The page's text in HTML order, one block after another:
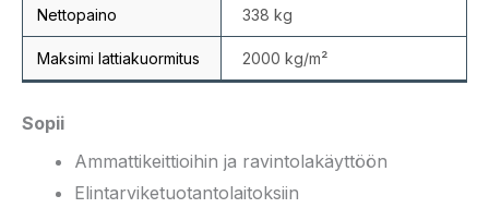
Nettopaino 338 kg
Maksimi lattiakuormitus 2000 kg/m²
Sopii
Ammattikeittioihin ja ravintolakäyttöön
Elintarviketuotantolaitoksiin